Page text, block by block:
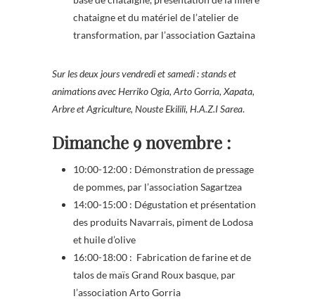
chataigne et du matériel de l’atelier de
transformation, par l’association Gaztaina
Sur les deux jours vendredi et samedi : stands et
animations avec Herriko Ogia, Arto Gorria, Xapata,
Arbre et Agriculture, Nouste Ekilili, H.A.Z.I Sarea.
Dimanche 9 novembre :
10:00-12:00 : Démonstration de pressage
de pommes, par l’association Sagartzea
14:00-15:00 : Dégustation et présentation
des produits Navarrais, piment de Lodosa
et huile d’olive
16:00-18:00 : Fabrication de farine et de
talos de maïs Grand Roux basque, par
l’association Arto Gorria